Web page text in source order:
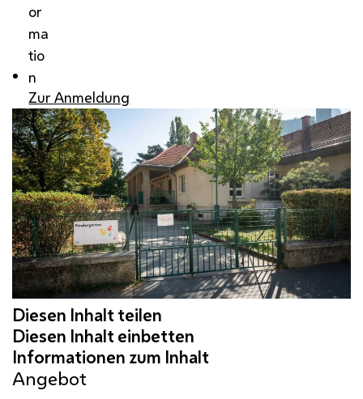
or
ma
tio
n
Zur Anmeldung
Angebot